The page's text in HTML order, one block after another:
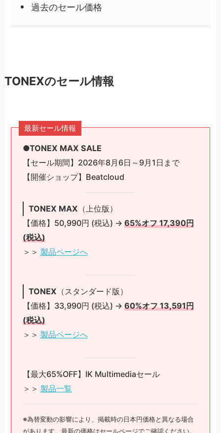
過去のセール価格
TONEXのセール情報
最新セール情報
●TONEX MAX SALE
【セール期間】2026年8月6日～9月1日まで
【開催ショップ】Beatcloud
TONEX MAX （上位版）
【価格】50,990円 (税込) → 65%オフ 17,390円
(税込)
＞＞ 製品ページへ
TONEX （スタンダード版）
【価格】33,990円 (税込) → 60%オフ 13,591円
(税込)
＞＞ 製品ページへ
【最大65%OFF】IK Multimediaセール
＞＞ 製品一覧
※為替変動の影響により、掲載時の日本円価格と異なる場合
があります。最新の価格はセールページでご確認ください。